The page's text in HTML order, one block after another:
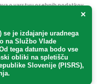
×
se je izdajanje uradnega
na Službo Vlade
tega datuma bodo vse
obliki na spletišču
Slovenije (PISRS),
o varstvu osebnih podatkov